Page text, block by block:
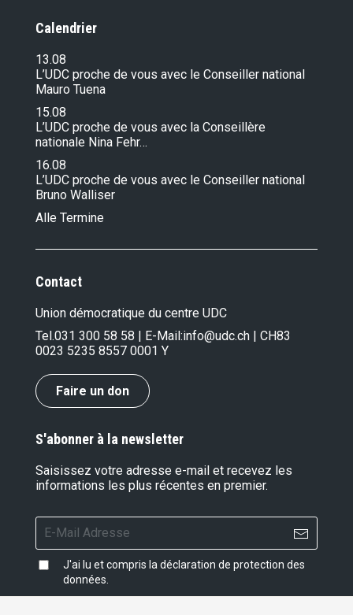
Calendrier
13.08
L’UDC proche de vous avec le Conseiller national
Mauro Tuena
15.08
L’UDC proche de vous avec la Conseillère
nationale Nina Fehr…
16.08
L’UDC proche de vous avec le Conseiller national
Bruno Walliser
Alle Termine
Contact
Union démocratique du centre UDC
Tel.031 300 58 58 | E-Mail:info@udc.ch | CH83
0023 5235 8557 0001 Y
Faire un don
S'abonner à la newsletter
Saisissez votre adresse e-mail et recevez les
informations les plus récentes en premier.
J'ai lu et compris la déclaration de protection des
données